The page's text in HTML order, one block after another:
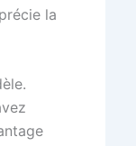
la